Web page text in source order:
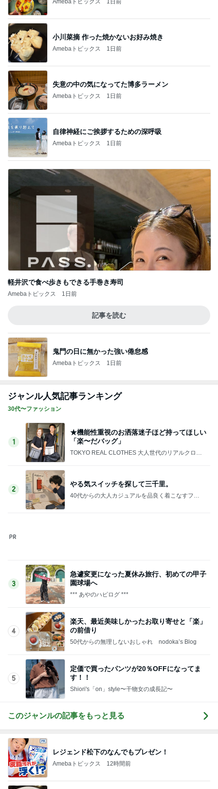
小川菜摘 作った焼かないお好み焼き
Amebaトピックス 1日前
失意の中の気になってた博多ラーメン
Amebaトピックス 1日前
自律神経にご挨拶するための深呼吸
Amebaトピックス 1日前
軽井沢で食べ歩きもできる手巻き寿司
Amebaトピックス 1日前
記事を読む
鬼門の日に無かった強い倦怠感
Amebaトピックス 1日前
ジャンル人気記事ランキング
30代〜ファッション
1
★機能性重視のお洒落迷子ほど持ってほしい
「楽〜だバッグ」
TOKYO REAL CLOTHES 大人世代のリアルクロー
2
やる気スイッチを探して三千里。
40代からの大人カジュアルを品良く着こなすファ
3
急遽変更になった夏休み旅行、初めての甲子
園球場へ
*** あやのハピログ ***
4
楽天、最近美味しかったお取り寄せと「楽」
の前借り
50代からの無理しないおしゃれ nodoka’s Blog
5
定価で買ったパンツが20％OFFになってま
す！！
Shiori's「on」style〜干物女の成長記〜
このジャンルの記事をもっと見る
レジェンド松下のなんでもプレゼン！
Amebaトピックス 12時間前